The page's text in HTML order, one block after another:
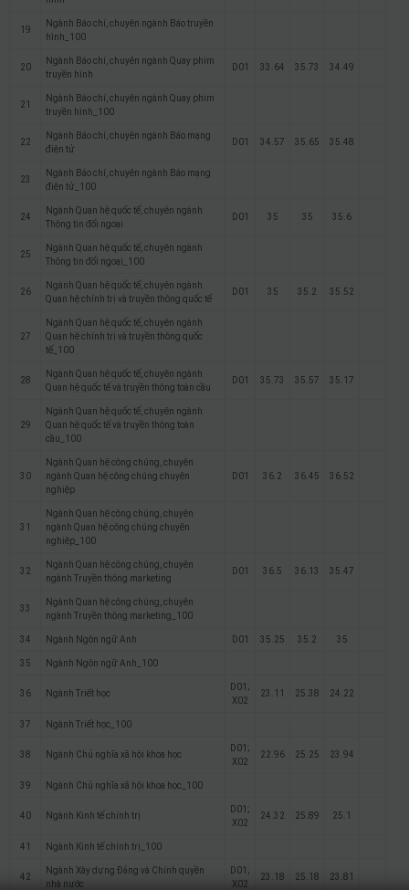
19
Ngành Báo chí, chuyên ngành Báo truyền
hình_100
20
Ngành Báo chí, chuyên ngành Quay phim
truyền hình
D01 33.64 35.73 34.49
21
Ngành Báo chí, chuyên ngành Quay phim
truyền hình_100
22
Ngành Báo chí, chuyên ngành Báo mạng
điện tử
D01 34.57 35.65 35.48
23
Ngành Báo chí, chuyên ngành Báo mạng
điện tử_100
24
Ngành Quan hệ quốc tế, chuyên ngành
Thông tin đối ngoại
D01 35 35 35.6
25
Ngành Quan hệ quốc tế, chuyên ngành
Thông tin đối ngoại_100
26
Ngành Quan hệ quốc tế, chuyên ngành
Quan hệ chính trị và truyền thông quốc tế
D01 35 35.2 35.52
27
Ngành Quan hệ quốc tế, chuyên ngành
Quan hệ chính trị và truyền thông quốc
tế_100
28
Ngành Quan hệ quốc tế, chuyên ngành
Quan hệ quốc tế và truyền thông toàn cầu
D01 35.73 35.57 35.17
29
Ngành Quan hệ quốc tế, chuyên ngành
Quan hệ quốc tế và truyền thông toàn
cầu_100
30
Ngành Quan hệ công chúng, chuyên
ngành Quan hệ công chúng chuyên
nghiệp
D01 36.2 36.45 36.52
31
Ngành Quan hệ công chúng, chuyên
ngành Quan hệ công chúng chuyên
nghiệp_100
32
Ngành Quan hệ công chúng, chuyên
ngành Truyền thông marketing
D01 36.5 36.13 35.47
33
Ngành Quan hệ công chúng, chuyên
ngành Truyền thông marketing_100
34 Ngành Ngôn ngữ Anh D01 35.25 35.2 35
35 Ngành Ngôn ngữ Anh_100
36 Ngành Triết học
D01;
X02
23.11 25.38 24.22
37 Ngành Triết học_100
38 Ngành Chủ nghĩa xã hội khoa học
D01;
X02
22.96 25.25 23.94
39 Ngành Chủ nghĩa xã hội khoa học_100
40 Ngành Kinh tế chính trị
D01;
X02
24.32 25.89 25.1
41 Ngành Kinh tế chính trị_100
42
Ngành Xây dựng Đảng và Chính quyền
nhà nước
D01;
X02
23.18 25.18 23.81